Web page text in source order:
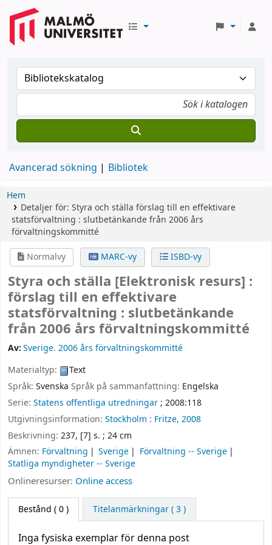
Avancerad sökning Bibliotek
Hem
Detaljer för: Styra och ställa förslag till en effektivare
statsförvaltning : slutbetänkande från 2006 års
förvaltningskommitté
Normalvy
MARC-vy ISBD-vy
Styra och ställa [Elektronisk resurs] :
förslag till en effektivare
statsförvaltning : slutbetänkande
från 2006 års förvaltningskommitté
Av:Sverige. 2006 års förvaltningskommitté
Materialtyp:
Text
Språk: Svenska Språk på sammanfattning: Engelska
Serie: Statens offentliga utredningar; 2008:118
Utgivningsinformation: Stockholm : Fritze, 2008
Beskrivning: 237, [7] s. ; 24 cm
Ämnen: Förvaltning Sverige
Förvaltning -- Sverige
Statliga myndigheter -- Sverige
Onlineresurser: Online access
Bestånd ( 0 ) Titelanmärkningar ( 3 )
Inga fysiska exemplar för denna post